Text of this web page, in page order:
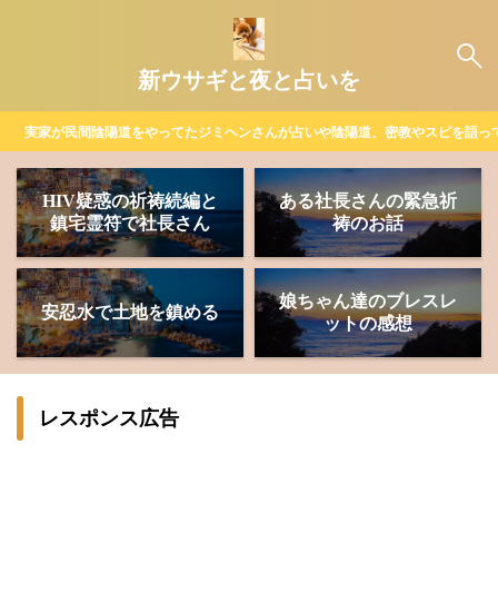
新ウサギと夜と占いを
実家が民間陰陽道をやってたジミヘンさんが占いや陰陽道、密教やスピを語
HIV疑惑の祈祷続編と
鎮宅霊符で社長さん
ある社長さんの緊急祈
祷のお話
安忍水で土地を鎮める
娘ちゃん達のブレスレ
ットの感想
レスポンス広告